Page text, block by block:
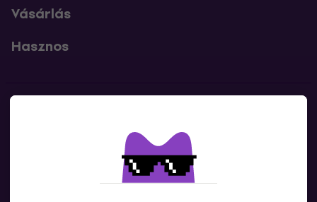
Vásárlás
Hasznos
Lépj kapcsolatba velünk